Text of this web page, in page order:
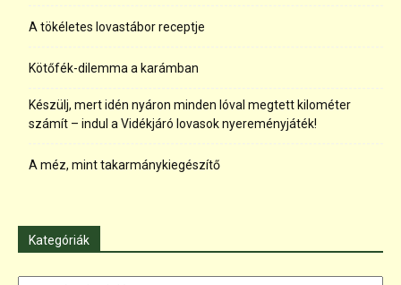
A tökéletes lovastábor receptje
Kötőfék-dilemma a karámban
Készülj, mert idén nyáron minden lóval megtett kilométer
számít – indul a Vidékjáró lovasok nyereményjáték!
A méz, mint takarmánykiegészítő
Kategóriák
Kategóriák